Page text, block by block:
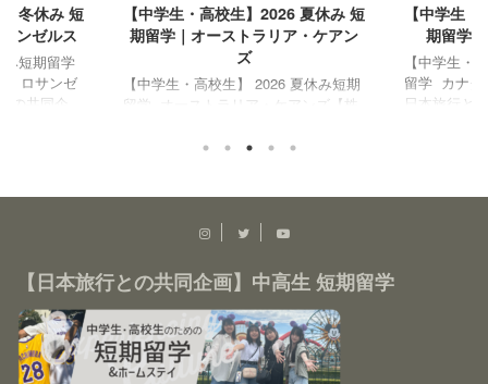
冬休み 短
ンゼルス
短期留学
・ロサンゼ
の共同企
異文化交流
フが成田空
航空直行便
ーチャージ
...
【中学生・高校生】2026 夏休み 短
期留学｜オーストラリア・ケアン
ズ
【中学生・高校生】 2026 夏休み短期
留学 オーストラリア・ケアンズ【株
夏休みはオーストラリア・ケアンズで
街で、英語でのコミュニケーションや
異文化交流にチャレンジしましょう。
成田空港または関西空港発着の直行便
を利用し、同行スタッフが出発から帰
国までしっかりサポート！初めての海
外でも安心してご参加いただけます。
期間 2026年8月8日(土)〜8月19日(水)
10泊1 ...
【中学生
期留学
【中学生・
留学 カナダ
日本旅行と
【日本旅行との共同企画】中高生 短期留学